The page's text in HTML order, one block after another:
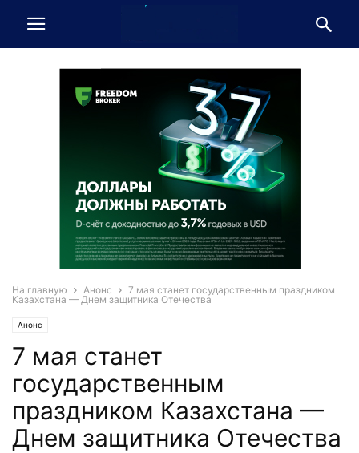
На главную Анонс
7 мая станет государственным праздником
Казахстана — Днем защитника Отечества
Анонс
7 мая станет
государственным
праздником Казахстана —
Днем защитника Отечества